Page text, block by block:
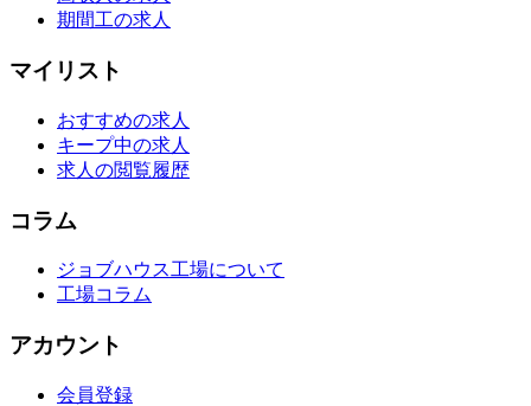
期間工の求人
マイリスト
おすすめの求人
キープ中の求人
求人の閲覧履歴
コラム
ジョブハウス工場について
工場コラム
アカウント
会員登録